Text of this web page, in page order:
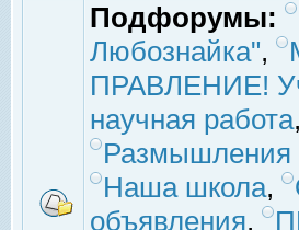
Подфорумы:
Любознайка",
ПРАВЛЕНИЕ!
научная работа,
Наша школа,
объявления,